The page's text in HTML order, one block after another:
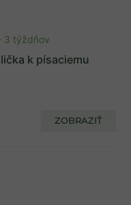
k písaciemu
3 týždňov
ZOBRAZIŤ